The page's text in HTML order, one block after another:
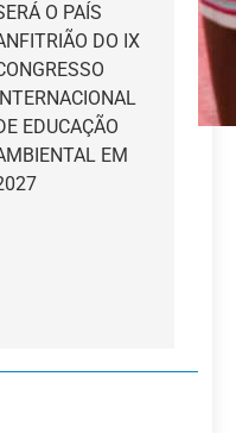
O PAÍS
DO IX
EDUCAÇÃO
EM